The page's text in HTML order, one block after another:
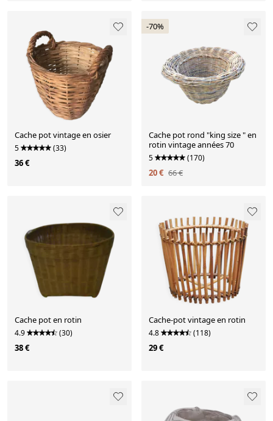
Cache pot vintage en osier
5 (33)
36 €
-70%
Cache pot rond "king size " en
rotin vintage années 70
5 (170)
20 € 66 €
Cache pot en rotin
4.9 (30)
38 €
Cache-pot vintage en rotin
4.8 (118)
29 €